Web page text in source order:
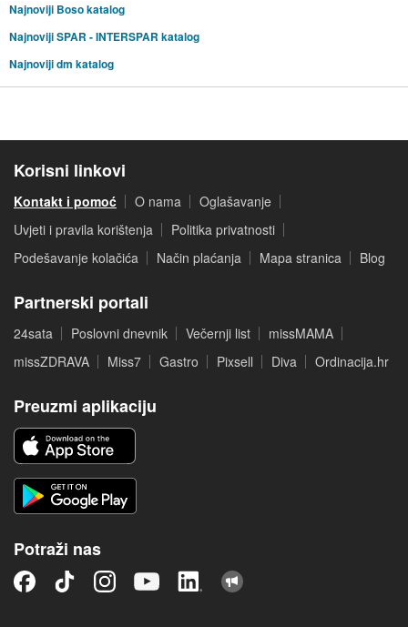
Najnoviji Boso katalog
Najnoviji SPAR - INTERSPAR katalog
Najnoviji dm katalog
Korisni linkovi
Kontakt i pomoć O nama
Oglašavanje
Uvjeti i pravila korištenja
Politika privatnosti
Podešavanje kolačića
Način plaćanja Mapa stranica Blog
Partnerski portali
24sata Poslovni dnevnik Večernji list
missMAMA
missZDRAVA
Miss7 Gastro Pixsell Diva Ordinacija.hr
Preuzmi aplikaciju
Potraži nas